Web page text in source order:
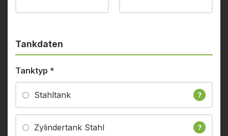
Tankdaten
Tanktyp *
Stahltank ?
Zylindertank Stahl ?